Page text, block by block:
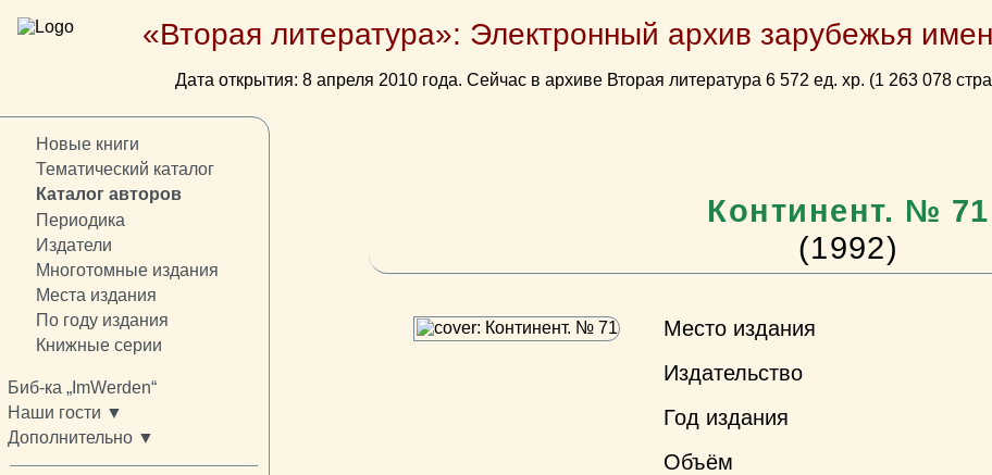
«Вторая литература»: Электронный архив зарубежья
Дата открытия: 8 апреля 2010 года. Сейчас в архиве Вторая литература 6 572 ед. хр. (1 263 078
Новые книги
Тематический каталог
Каталог авторов
Периодика
Издатели
Многотомные издания
Места издания
По году издания
Книжные серии
Биб-ка „ImWerden“
Наши гости ▼
Дополнительно ▼
Континент. № 71
(1992)
Место издания
Издательство
Год издания
Объём